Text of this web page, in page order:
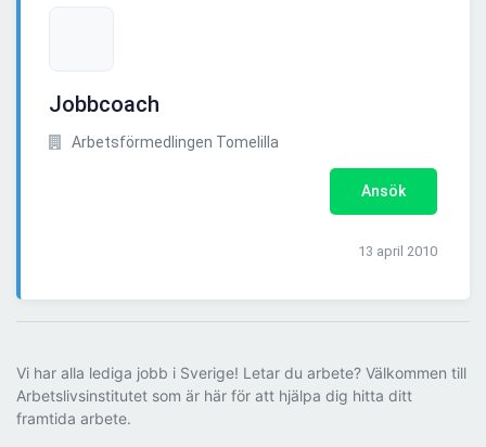
Jobbcoach
Arbetsförmedlingen Tomelilla
Ansök
13 april 2010
Vi har alla lediga jobb i Sverige! Letar du arbete? Välkommen till
Arbetslivsinstitutet som är här för att hjälpa dig hitta ditt
framtida arbete.